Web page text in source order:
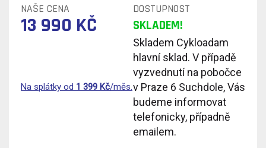
NAŠE CENA DOSTUPNOST
13 990 KČ SKLADEM!
Na splátky od 1 399 Kč/měs.
Skladem Cykloadam
hlavní sklad. V případě
vyzvednutí na pobočce
v Praze 6 Suchdole, Vás
budeme informovat
telefonicky, případně
emailem.